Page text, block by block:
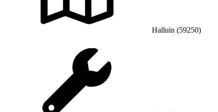
Halluin (59250)